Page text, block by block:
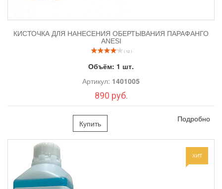
КИСТОЧКА ДЛЯ НАНЕСЕНИЯ ОБЕРТЫВАНИЯ ПАРАФАНГО
ANESI
( 12 )
Объём: 1 шт.
Артикул: 1401005
890 руб.
Купить Подробно
ХИТ